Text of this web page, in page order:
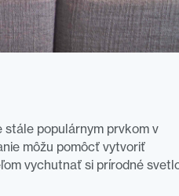
stále populárnym prvkom v
môžu pomôcť vytvoriť
vychutnať si prírodné